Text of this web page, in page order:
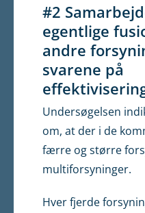
#2
egentlige
andre
svarene på
Undersøgelsen
om, at der i de
færre og større
multiforsyninger.
Hver fjerde